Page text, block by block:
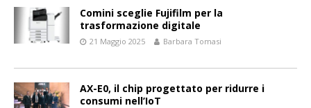
Comini sceglie Fujifilm per la
trasformazione digitale
21 Maggio 2025 Barbara Tomasi
AX-E0, il chip progettato per ridurre i
consumi nell’IoT